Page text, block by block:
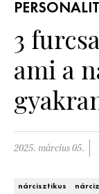
SZÉPSÉG
PSZICHÉ
ÉLETMÓD
PÁRKAPCSOLAT
3
ami a
2025. március 05.
nárcisztikus